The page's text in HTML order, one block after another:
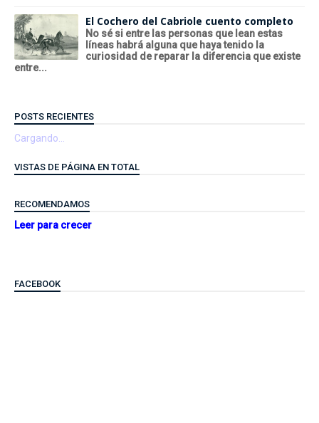
El Cochero del Cabriole cuento completo
No sé si entre las personas que lean estas
líneas habrá alguna que haya tenido la
curiosidad de reparar la diferencia que existe
entre...
POSTS RECIENTES
Cargando...
VISTAS DE PÁGINA EN TOTAL
RECOMENDAMOS
Leer para crecer
FACEBOOK